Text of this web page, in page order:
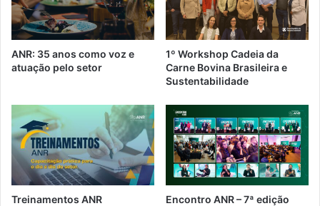
e
t
é
i
s
n
g
a
r
a
f
d
e
u
i
s
q
u
e
ANR: 35 anos como voz e
atuação pelo setor
1º Workshop Cadeia da
Carne Bovina Brasileira e
Sustentabilidade
Treinamentos ANR Encontro ANR – 7ª edição